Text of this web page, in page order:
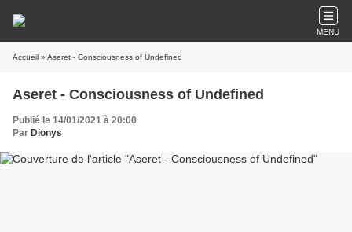
MENU
Accueil » Aseret - Consciousness of Undefined
Aseret - Consciousness of Undefined
Publié le 14/01/2021 à 20:00
Par Dionys